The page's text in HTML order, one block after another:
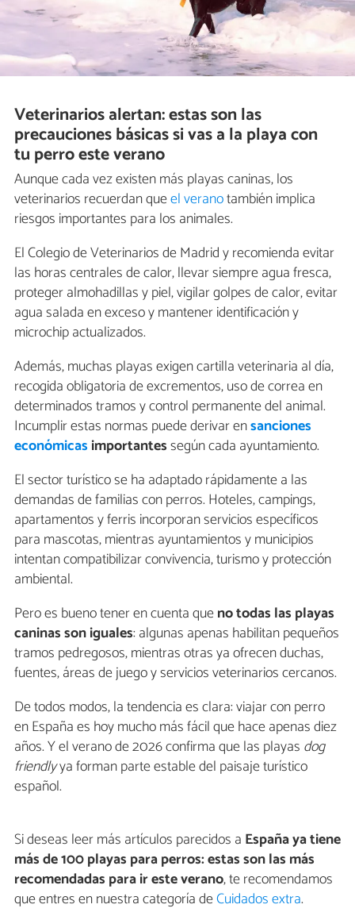
Veterinarios alertan: estas son las
precauciones básicas si vas a la playa con
tu perro este verano
Aunque cada vez existen más playas caninas, los
veterinarios recuerdan queel veranotambién implica
riesgos importantes para los animales.
El Colegio de Veterinarios de Madrid y recomienda evitar
las horas centrales de calor, llevar siempre agua fresca,
proteger almohadillas y piel, vigilar golpes de calor, evitar
agua salada en exceso y mantener identificación y
microchip actualizados.
Además, muchas playas exigen cartilla veterinaria al día,
recogida obligatoria de excrementos, uso de correa en
determinados tramos y control permanente del animal.
Incumplir estas normas puede derivar ensanciones
económicas importantessegún cada ayuntamiento.
El sector turístico se ha adaptado rápidamente a las
demandas de familias con perros. Hoteles, campings,
apartamentos y ferris incorporan servicios específicos
para mascotas, mientras ayuntamientos y municipios
intentan compatibilizar convivencia, turismo y protección
ambiental.
Pero es bueno tener en cuenta queno todas las playas
caninas son iguales: algunas apenas habilitan pequeños
tramos pedregosos, mientras otras ya ofrecen duchas,
fuentes, áreas de juego y servicios veterinarios cercanos.
De todos modos, la tendencia es clara: viajar con perro
en España es hoy mucho más fácil que hace apenas diez
años. Y el verano de 2026 confirma que las playas dog
friendlyya forman parte estable del paisaje turístico
español.
Si deseas leer más artículos parecidos a España ya tiene
más de 100 playas para perros: estas son las más
recomendadas para ir este verano, te recomendamos
que entres en nuestra categoría deCuidados extra.